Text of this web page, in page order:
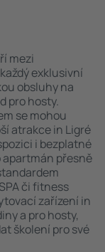
mezi
exklusivní
obsluhy na
pro hosty.
se mohou
atrakce in Ligré
i bezplatné
apartmán přesně
či fitness
zařízení in
a pro hosty,
školení pro své